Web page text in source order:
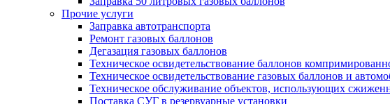
Прочие услуги
Заправка автотранспорта
Ремонт газовых баллонов
Дегазация газовых баллонов
Техническое освидетельствование баллонов
Техническое освидетельствование газовых баллонов и
Техническое обслуживание объектов, использующих
Поставка СУГ в резервуарные установки